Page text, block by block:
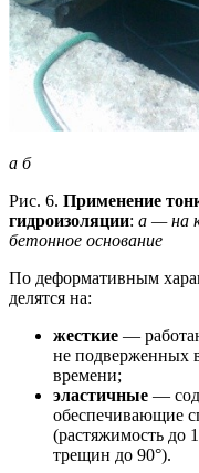
а б
Рис. 6. Применение
гидроизоляции: а — на
бетонное основание
По деформативным
делятся на:
жесткие —
не подверженных
времени;
эластичные —
обеспечивающие
(растяжимость до
трещин до 90°).